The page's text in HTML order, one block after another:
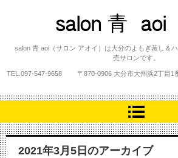
salon 青 aoi
salon 青 aoi（サロン アオイ）は大分のよもぎ蒸し＆
売サロンです。
TEL. 097-547-9658 〒870-0906 大分市大州浜2
2021年3月5日 のアーカイブ